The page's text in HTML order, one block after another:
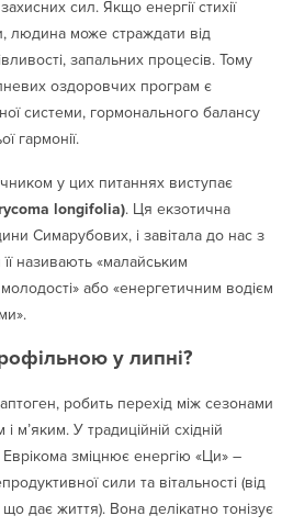
сил. Якщо енергії стихії
людина може страждати від
запальних процесів. Тому
оздоровчих програм є
системи, гормонального балансу
гармонії.
у цих питаннях виступає
longifolia). Ця екзотична
Симарубових, і завітала до нас з
її називають «малайським
або «енергетичним водієм
у липні?
робить перехід між сезонами
У традиційній східній
зміцнює енергію «Ци» –
сили та вітальності (від
дає життя). Вона делікатно тонізує